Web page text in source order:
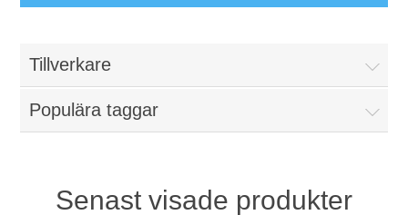
Tillverkare
Populära taggar
Senast visade produkter